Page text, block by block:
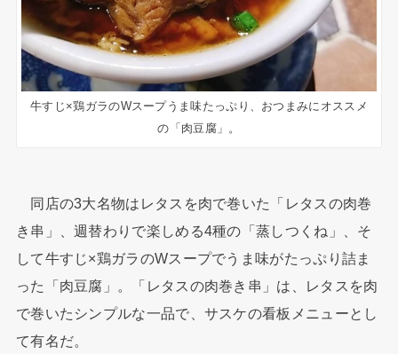
牛すじ×鶏ガラのWスープうま味たっぷり、おつまみにオススメ
の「肉豆腐」。
同店の3大名物はレタスを肉で巻いた「レタスの肉巻
き串」、週替わりで楽しめる4種の「蒸しつくね」、そ
して牛すじ×鶏ガラのWスープでうま味がたっぷり詰ま
った「肉豆腐」。「レタスの肉巻き串」は、レタスを肉
で巻いたシンプルな一品で、サスケの看板メニューとし
て有名だ。